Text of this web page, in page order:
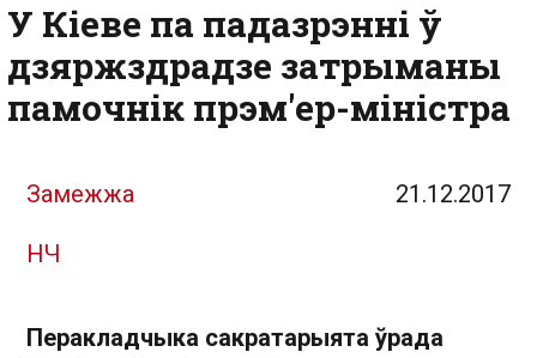
У Кіеве па падазрэнні ў
дзяржздрадзе затрыманы
памочнік прэм'ер-міністра
Замежжа 21.12.2017
НЧ
Перакладчыка сакратарыята ўрада